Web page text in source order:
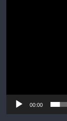
00:00